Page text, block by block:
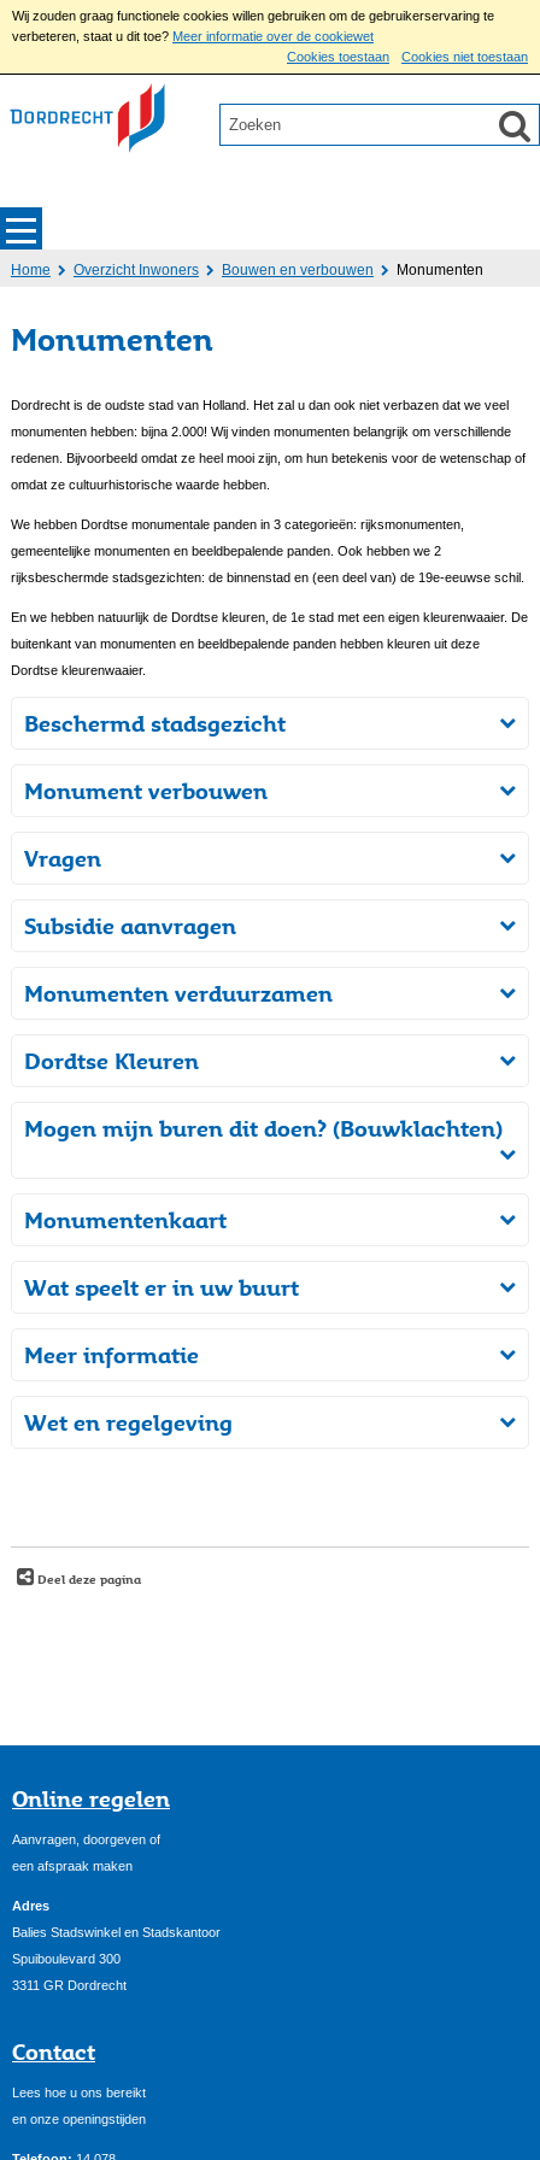
Wij zouden graag functionele cookies willen gebruiken om de gebruikerservaring te
verbeteren, staat u dit toe? Meer informatie over de cookiewet
Cookies toestaan
Cookies niet toestaan
Home Overzicht Inwoners Bouwen en verbouwen Monumenten
Monumenten
Dordrecht is de oudste stad van Holland. Het zal u dan ook niet verbazen dat we veel
monumenten hebben: bijna 2.000! Wij vinden monumenten belangrijk om verschillende
redenen. Bijvoorbeeld omdat ze heel mooi zijn, om hun betekenis voor de wetenschap of
omdat ze cultuurhistorische waarde hebben.
We hebben Dordtse monumentale panden in 3 categorieën: rijksmonumenten,
gemeentelijke monumenten en beeldbepalende panden. Ook hebben we 2
rijksbeschermde stadsgezichten: de binnenstad en (een deel van) de 19e-eeuwse schil.
En we hebben natuurlijk de Dordtse kleuren, de 1e stad met een eigen kleurenwaaier. De
buitenkant van monumenten en beeldbepalende panden hebben kleuren uit deze
Dordtse kleurenwaaier.
Beschermd stadsgezicht
Monument verbouwen
Vragen
Subsidie aanvragen
Monumenten verduurzamen
Dordtse Kleuren
Mogen mijn buren dit doen? (Bouwklachten)
Monumentenkaart
Wat speelt er in uw buurt
Meer informatie
Wet en regelgeving
Deel deze pagina
Online regelen
Aanvragen, doorgeven of
een afspraak maken
Adres
Balies Stadswinkel en Stadskantoor
Spuiboulevard 300
3311 GR Dordrecht
Contact
Lees hoe u ons bereikt
en onze openingstijden